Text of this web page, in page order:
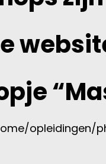
opleidingen/